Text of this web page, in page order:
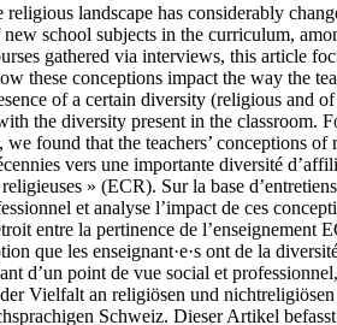
landscape has considerably
school subjects in the curriculum,
gathered via interviews, this article
these conceptions impact the way the
of a certain diversity (religious
the diversity present in the classroom.
found that the teachers’ conceptions
vers une importante diversité
» (ECR). Sur la base
et analyse l’impact de ces
entre la pertinence de
que les enseignant·e·s ont de la
d’un point de vue social et
Vielfalt an religiösen und
Schweiz. Dieser Artikel